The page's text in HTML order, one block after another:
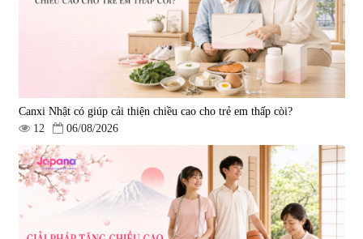
Viên uống bổ gan Ribeto Shoji
Hepaclean 60 viên
543.205
690.000 đ
Viên uống hỗ trợ cải thiện thoát
vị đĩa đệm Kyoto Has 30 viên
14.560
1.600.000 đ
Canxi Nhật có giúp cải thiện chiều cao cho trẻ em thấp còi?
12
06/08/2026